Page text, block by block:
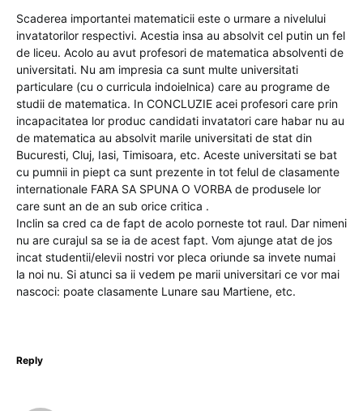
Scaderea importantei matematicii este o urmare a nivelului
invatatorilor respectivi. Acestia insa au absolvit cel putin un fel
de liceu. Acolo au avut profesori de matematica absolventi de
universitati. Nu am impresia ca sunt multe universitati
particulare (cu o curricula indoielnica) care au programe de
studii de matematica. In CONCLUZIE acei profesori care prin
incapacitatea lor produc candidati invatatori care habar nu au
de matematica au absolvit marile universitati de stat din
Bucuresti, Cluj, Iasi, Timisoara, etc. Aceste universitati se bat
cu pumnii in piept ca sunt prezente in tot felul de clasamente
internationale FARA SA SPUNA O VORBA de produsele lor
care sunt an de an sub orice critica .
Inclin sa cred ca de fapt de acolo porneste tot raul. Dar nimeni
nu are curajul sa se ia de acest fapt. Vom ajunge atat de jos
incat studentii/elevii nostri vor pleca oriunde sa invete numai
la noi nu. Si atunci sa ii vedem pe marii universitari ce vor mai
nascoci: poate clasamente Lunare sau Martiene, etc.
Reply